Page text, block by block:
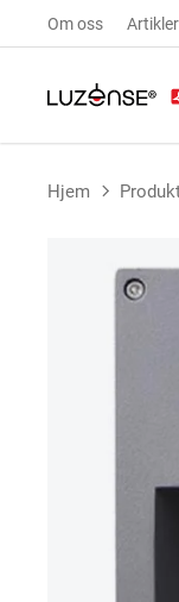
Om oss Artikler
Hjem